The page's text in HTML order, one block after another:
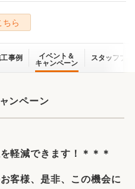
ちら
事例
イベント＆
キャンペーン
スタッフブ
ンペーン
軽減できます！＊＊＊
客様、是非、この機会に